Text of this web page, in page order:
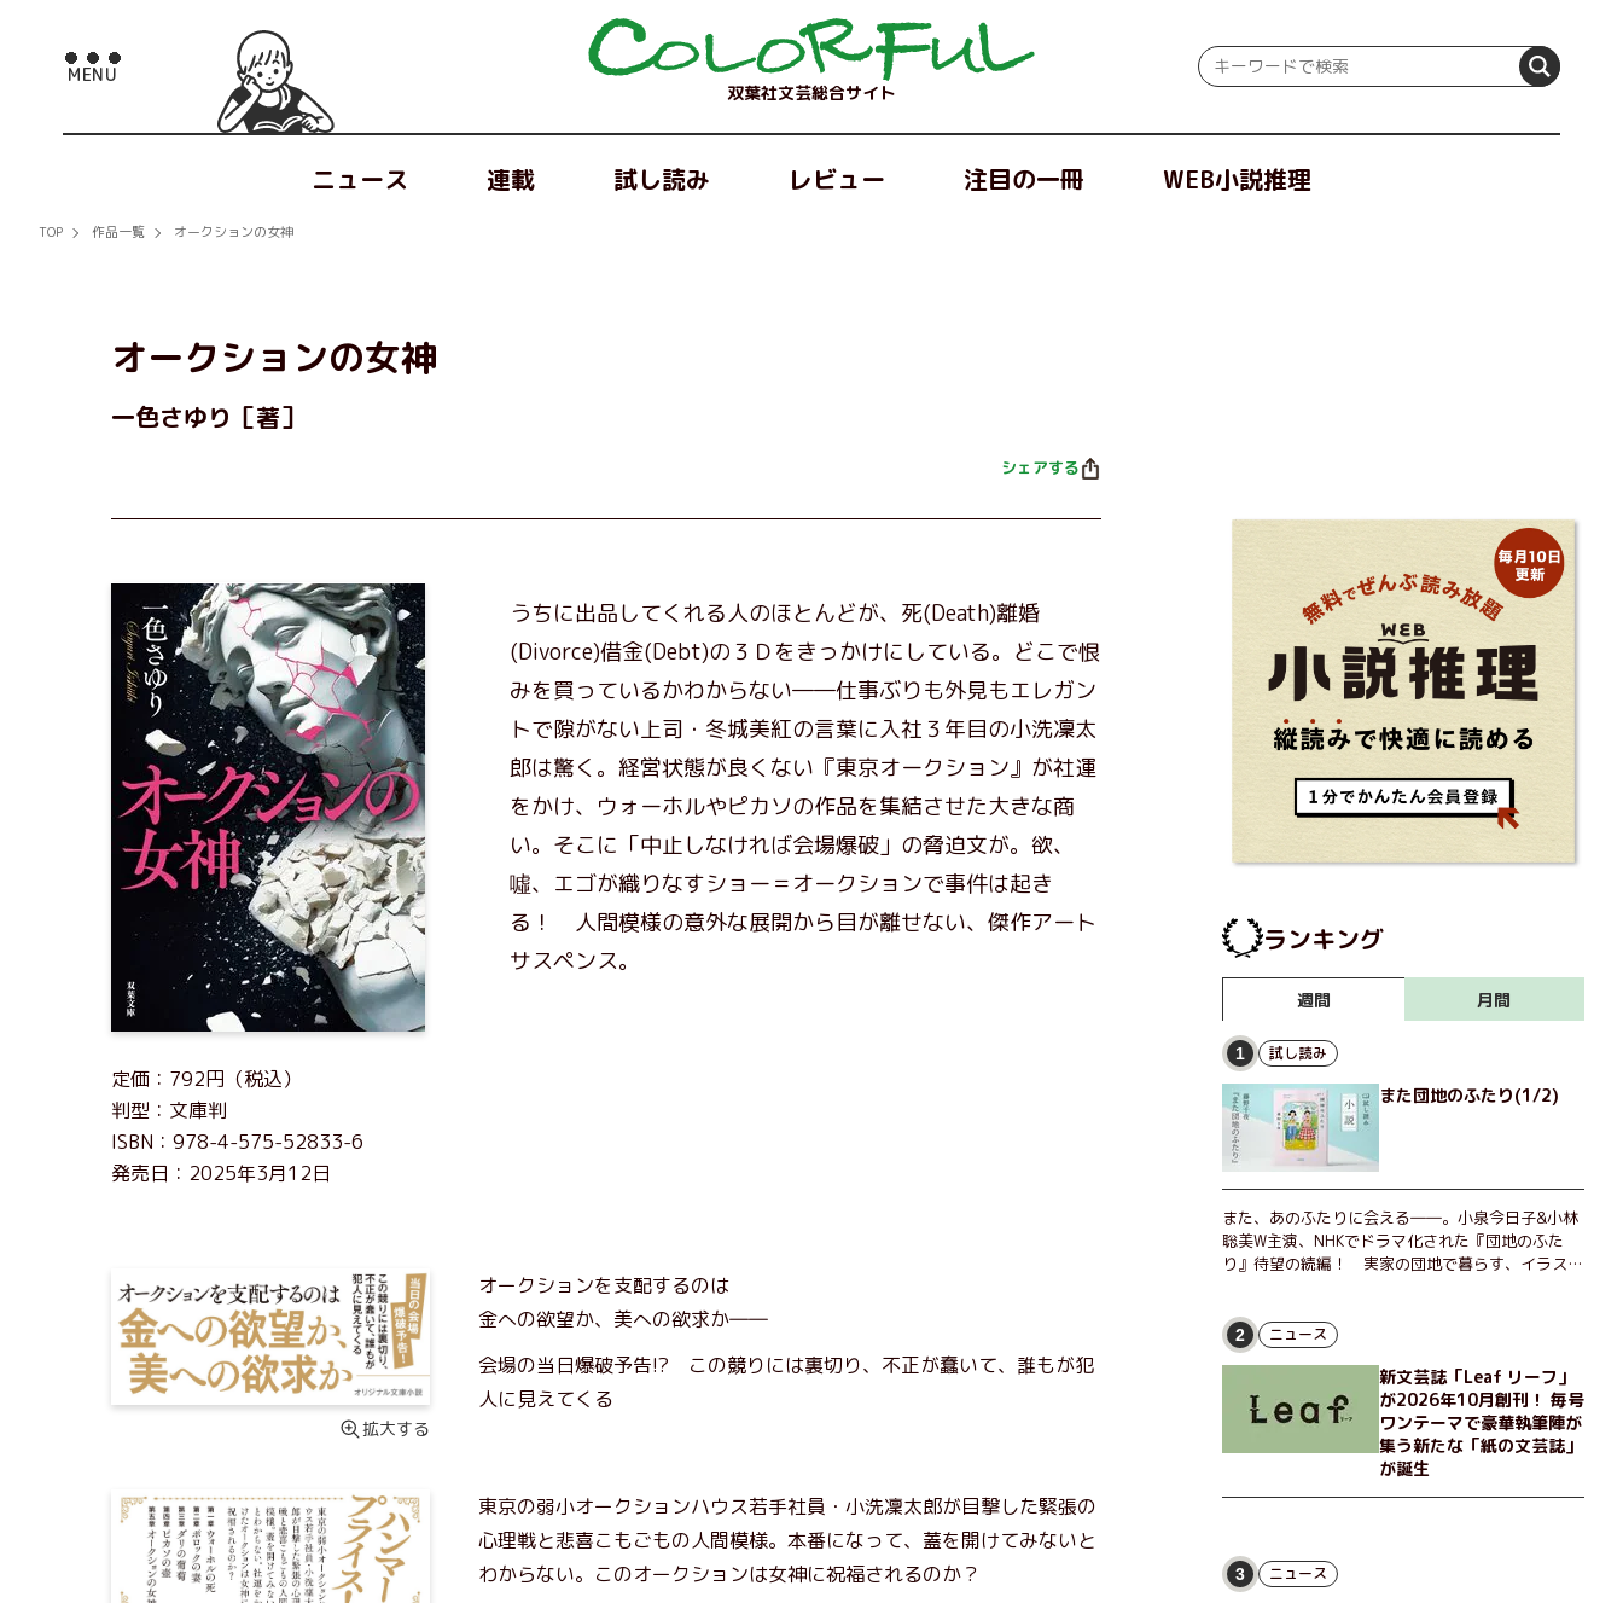
双葉社文芸総合サイト
ニュース 連載 試し読み レビュー 注目の一冊 WEB小説推理
TOP 作品一覧 オークションの女神
オークションの女神
一色さゆり［著］
シェアする
定価：792円（税込）
判型：文庫判
ISBN：978-4-575-52833-6
発売日：2025年3月12日
うちに出品してくれる人のほとんどが、死(Death)離婚
(Divorce)借金(Debt)の３Ｄをきっかけにしている。どこで恨
みを買っているかわからない――仕事ぶりも外見もエレガン
トで隙がない上司・冬城美紅の言葉に入社３年目の小洗凜太
郎は驚く。経営状態が良くない『東京オークション』が社運
をかけ、ウォーホルやピカソの作品を集結させた大きな商
い。そこに「中止しなければ会場爆破」の脅迫文が。欲、
噓、エゴが織りなすショー＝オークションで事件は起き
る！ 人間模様の意外な展開から目が離せない、傑作アート
サスペンス。
拡大する
オークションを支配するのは
金への欲望か、美への欲求か――
会場の当日爆破予告!? この競りには裏切り、不正が蠢いて、誰もが犯
人に見えてくる
東京の弱小オークションハウス若手社員・小洗凜太郎が目撃した緊張の
心理戦と悲喜こもごもの人間模様。本番になって、蓋を開けてみないと
わからない。このオークションは女神に祝福されるのか？
ランキング
週間 月間
1 試し読み
また団地のふたり(1/2)
また、あのふたりに会える――。小泉今日子&小林
聡美W主演、NHKでドラマ化された『団地のふた
り』待望の続編！ 実家の団地で暮らす、イラスト
ょっとした贅沢を楽しんだり、近所のおばちゃんの
恋バナを聞いてあげたり、部屋でふたりだけの「台
湾映画祭」を催したり。50代独身、幼なじみの変
わらぬ友情とささやかな幸せの日々を描く。
2 ニュース
新文芸誌「Leaf リーフ」
が2026年10月創刊！ 毎号
ワンテーマで豪華執筆陣が
集う新たな「紙の文芸誌」
が誕生
3 ニュース